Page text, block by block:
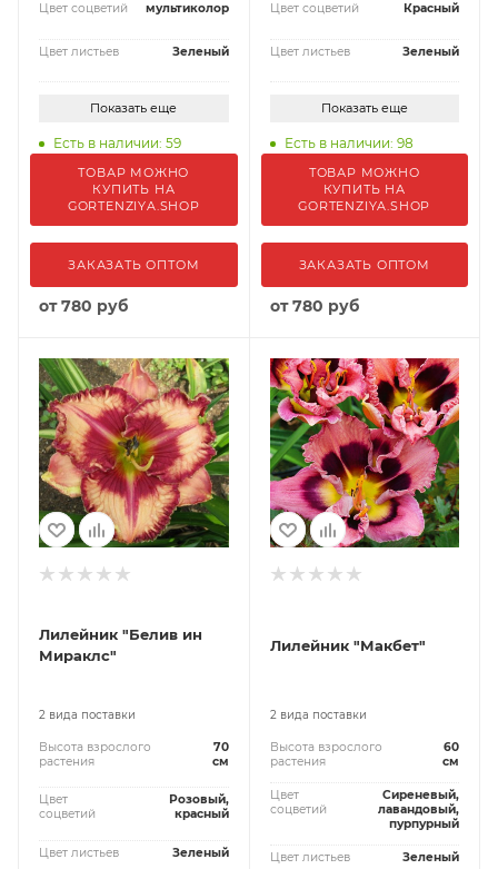
Цвет соцветий мультиколор
Цвет листьев Зеленый
Показать еще
Есть в наличии: 59
ТОВАР МОЖНО
КУПИТЬ НА
GORTENZIYA.SHOP
ЗАКАЗАТЬ ОПТОМ
от780 руб
Цвет соцветий Красный
Цвет листьев Зеленый
Показать еще
Есть в наличии: 98
ТОВАР МОЖНО
КУПИТЬ НА
GORTENZIYA.SHOP
ЗАКАЗАТЬ ОПТОМ
от780 руб
Лилейник "Белив ин
Мираклc"
2 вида поставки
Высота взрослого
растения
70
см
Цвет
соцветий
Розовый,
красный
Цвет листьев Зеленый
Лилейник "Макбет"
2 вида поставки
Высота взрослого
растения
60
см
Цвет
соцветий
Сиреневый,
лавандовый,
пурпурный
Цвет листьев Зеленый